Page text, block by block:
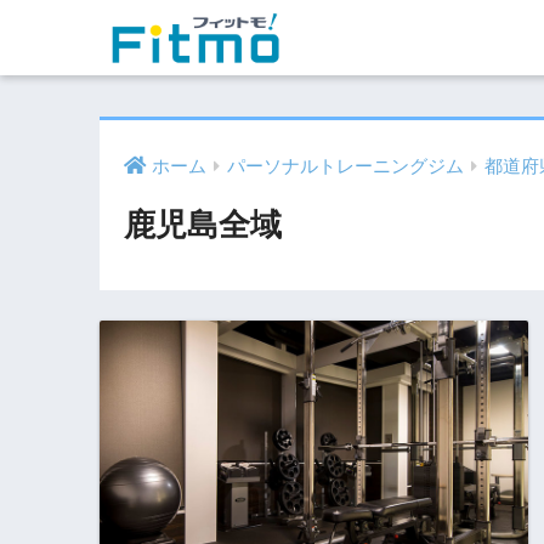
ホーム パーソナルトレーニングジム 都道府
鹿児島全域